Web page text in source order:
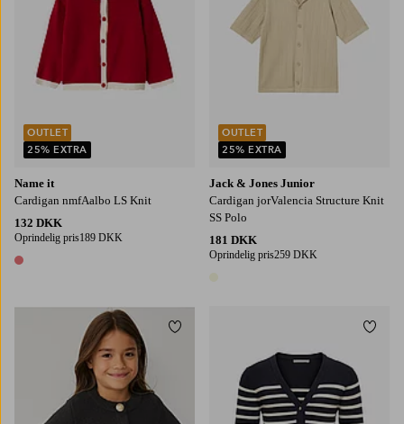
Name it
Cardigan nmfAalbo LS Knit
132 DKK
Oprindelig pris189 DKK
1 farve
OUTLET
25% EXTRA
Jack & Jones Junior
Cardigan jorValencia Structure Knit
SS Polo
181 DKK
Oprindelig pris259 DKK
OUTLET
25% EXTRA
Tilføj til favoritter
122/128134/140 146/152 134/140 146-152 158/164